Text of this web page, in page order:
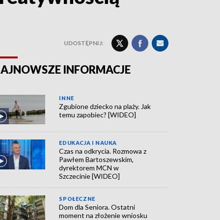
UDOSTĘPNIJ:
INFORMACJE
INNE
Zgubione dziecko na plaży. Jak
temu zapobiec? [WIDEO]
EDUKACJA I NAUKA
Czas na odkrycia. Rozmowa z
Pawłem Bartoszewskim,
dyrektorem MCN w
Szczecinie [WIDEO]
SPOŁECZNE
Dom dla Seniora. Ostatni
moment na złożenie wniosku